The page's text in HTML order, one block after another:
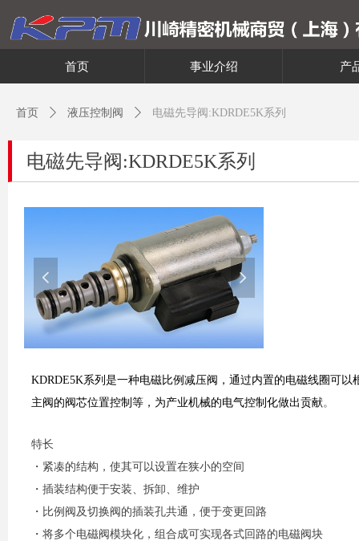
首页 事业介绍 产
电磁先导阀:KDRDE5K系列
넳 넲
KDRDE5K系列是一种电磁比例减压阀，通过内置的电磁线圈可
主阀的阀芯位置控制等，为产业机械的电气控制化做出贡献。
特长
・紧凑的结构，使其可以设置在狭小的空间
・插装结构便于安装、拆卸、维护
・比例阀及切换阀的插装孔共通，便于变更回路
・ 将多个电磁阀模块化，组合成可实现各式回路的电磁阀块
首页 ꄲ 液压控制阀 ꄲ 电磁先导阀:KDRDE5K系列